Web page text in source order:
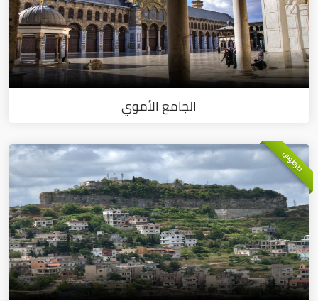
الجامع الأموي
طرطوس